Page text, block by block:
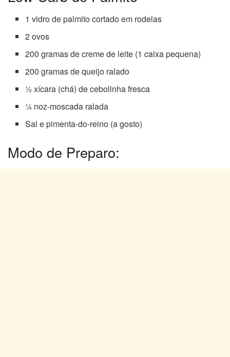
1 vidro de palmito cortado em rodelas
2 ovos
200 gramas de creme de leite (1 caixa pequena)
200 gramas de queijo ralado
½ xícara (chá) de cebolinha fresca
¼ noz-moscada ralada
Sal e pimenta-do-reino (a gosto)
Modo de Preparo: